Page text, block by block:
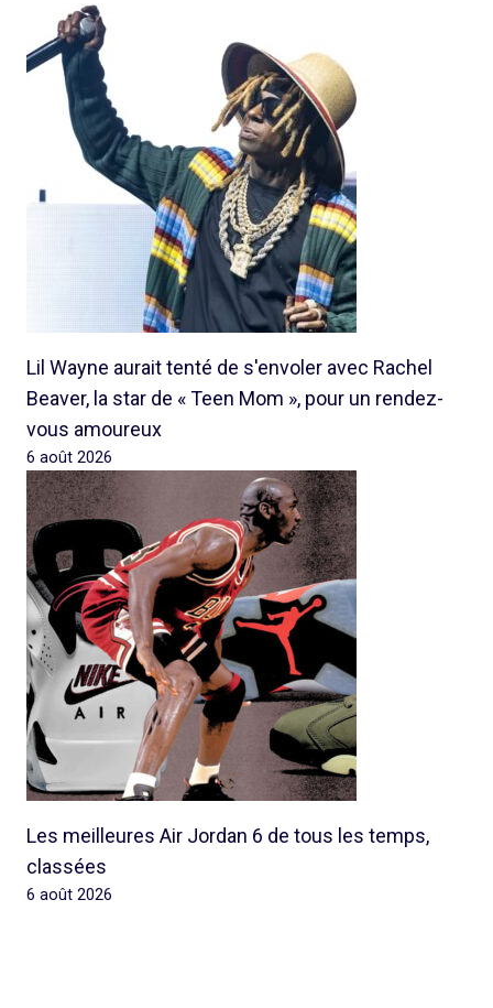
Lil Wayne aurait tenté de s'envoler avec Rachel
Beaver, la star de « Teen Mom », pour un rendez-
vous amoureux
6 août 2026
Les meilleures Air Jordan 6 de tous les temps,
classées
6 août 2026